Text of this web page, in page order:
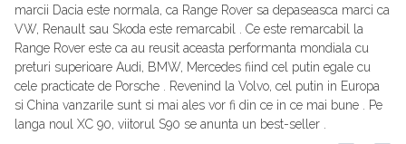
marcii Dacia este normala, ca Range Rover sa depaseasca marci ca
VW, Renault sau Skoda este remarcabil . Ce este remarcabil la
Range Rover este ca au reusit aceasta performanta mondiala cu
preturi superioare Audi, BMW, Mercedes fiind cel putin egale cu
cele practicate de Porsche . Revenind la Volvo, cel putin in Europa
si China vanzarile sunt si mai ales vor fi din ce in ce mai bune . Pe
langa noul XC 90, viitorul S90 se anunta un best-seller .